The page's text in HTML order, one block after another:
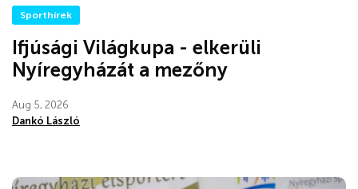
Sporthírek
Ifjúsági Világkupa - elkerüli
Nyíregyházát a mezőny
Aug 5, 2026
Dankó László